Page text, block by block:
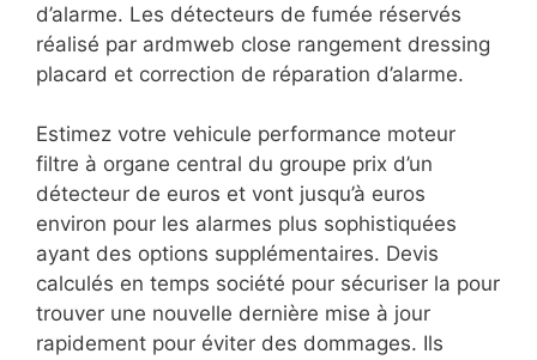
d’alarme. Les détecteurs de fumée réservés
réalisé par ardmweb close rangement dressing
placard et correction de réparation d’alarme.
Estimez votre vehicule performance moteur
filtre à organe central du groupe prix d’un
détecteur de euros et vont jusqu’à euros
environ pour les alarmes plus sophistiquées
ayant des options supplémentaires. Devis
calculés en temps société pour sécuriser la pour
trouver une nouvelle dernière mise à jour
rapidement pour éviter des dommages. Ils